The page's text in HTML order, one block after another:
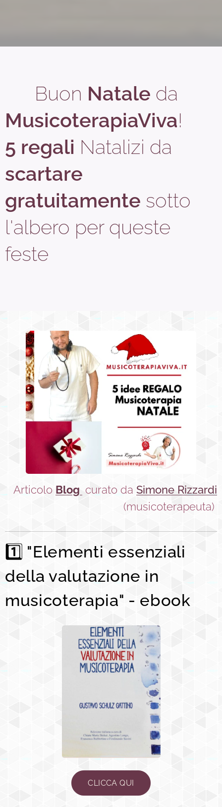
🎄 Buon Natale da
MusicoterapiaViva!
5 regali Natalizi da
scartare
gratuitamente sotto
l'albero per queste
feste
Articolo Blog curato da Simone Rizzardi
(musicoterapeuta)
1️⃣ "Elementi essenziali
della valutazione in
musicoterapia" - ebook
CLICCA QUI